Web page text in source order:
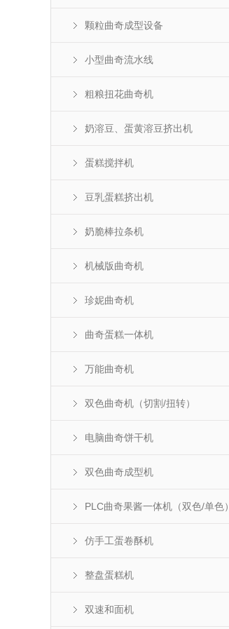
颗粒曲奇成型设备
小型曲奇流水线
粗粮扭花曲奇机
奶溶豆、蛋黄溶豆挤出机
蛋糕搅拌机
豆乳蛋糕挤出机
奶脆棒拉条机
机械版曲奇机
珍妮曲奇机
曲奇蛋糕一体机
万能曲奇机
双色曲奇机（切割/扭转）
电脑曲奇饼干机
双色曲奇成型机
PLC曲奇果酱一体机（双色/单色）
仿手工蛋卷酥机
整盘蛋糕机
双速和面机